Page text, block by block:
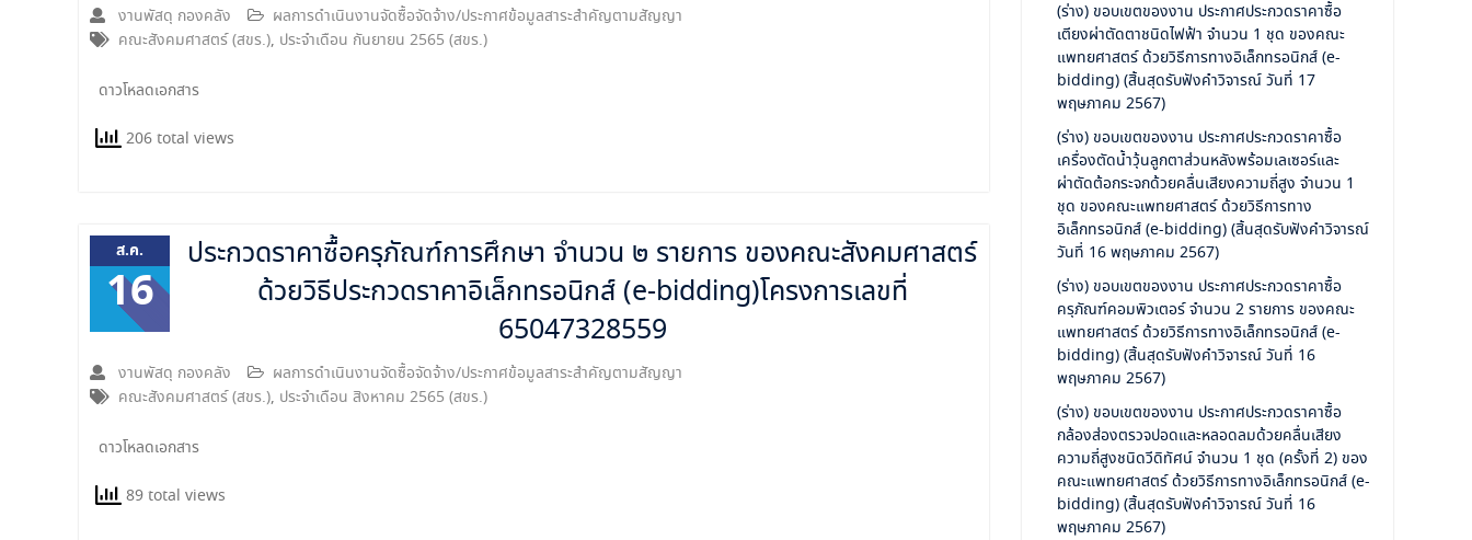
งานพัสดุ กองคลัง
ผลการดำเนินงานจัดซื้อจัดจ้าง/ประกาศข้อมูลสาระสำคัญตามสัญญา
คณะสังคมศาสตร์ (สขร.), ประจำเดือน กันยายน 2565 (สขร.)
ดาวโหลดเอกสาร
206 total views
ส.ค.
16
ประกวดราคาซื้อครุภัณฑ์การศึกษา จำนวน ๒ รายการ ของคณะสังคมศาสตร์
ด้วยวิธีประกวดราคาอิเล็กทรอนิกส์ (e-bidding)โครงการเลขที่
65047328559
งานพัสดุ กองคลัง
ผลการดำเนินงานจัดซื้อจัดจ้าง/ประกาศข้อมูลสาระสำคัญตามสัญญา
คณะสังคมศาสตร์ (สขร.), ประจำเดือน สิงหาคม 2565 (สขร.)
ดาวโหลดเอกสาร
89 total views
(ร่าง) ขอบเขตของงาน ประกาศประกวดราคาซื้อ
เตียงผ่าตัดตาชนิดไฟฟ้า จำนวน 1 ชุด ของคณะ
แพทยศาสตร์ ด้วยวิธีการทางอิเล็กทรอนิกส์ (e-
bidding) (สิ้นสุดรับฟังคำวิจารณ์ วันที่ 17
พฤษภาคม 2567)
(ร่าง) ขอบเขตของงาน ประกาศประกวดราคาซื้อ
เครื่องตัดน้ำวุ้นลูกตาส่วนหลังพร้อมเลเซอร์และ
ผ่าตัดต้อกระจกด้วยคลื่นเสียงความถี่สูง จำนวน 1
ชุด ของคณะแพทยศาสตร์ ด้วยวิธีการทาง
อิเล็กทรอนิกส์ (e-bidding) (สิ้นสุดรับฟังคำวิจารณ์
วันที่ 16 พฤษภาคม 2567)
(ร่าง) ขอบเขตของงาน ประกาศประกวดราคาซื้อ
ครุภัณฑ์คอมพิวเตอร์ จำนวน 2 รายการ ของคณะ
แพทยศาสตร์ ด้วยวิธีการทางอิเล็กทรอนิกส์ (e-
bidding) (สิ้นสุดรับฟังคำวิจารณ์ วันที่ 16
พฤษภาคม 2567)
(ร่าง) ขอบเขตของงาน ประกาศประกวดราคาซื้อ
กล้องส่องตรวจปอดและหลอดลมด้วยคลื่นเสียง
ความถี่สูงชนิดวีดิทัศน์ จำนวน 1 ชุด (ครั้งที่ 2) ของ
คณะแพทยศาสตร์ ด้วยวิธีการทางอิเล็กทรอนิกส์ (e-
bidding) (สิ้นสุดรับฟังคำวิจารณ์ วันที่ 16
พฤษภาคม 2567)